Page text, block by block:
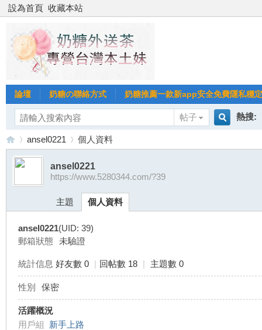
設為首頁 收藏本站
論壇 奶糖の聯絡方式 奶糖推薦一款新app安全免費隱私穩
帖子
熱搜:
台›
ansel0221 個人資料
ansel0221
https://www.5280344.com/?39
主題 個人資料
ansel0221(UID: 39)
郵箱狀態 未驗證
統計信息 好友數 0 | 回帖數 18 | 主題數 0
性別 保密
活躍概況
用戶組 新手上路